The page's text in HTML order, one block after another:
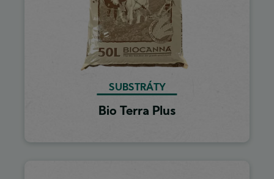
SUBSTRÁTY
Bio Terra Plus